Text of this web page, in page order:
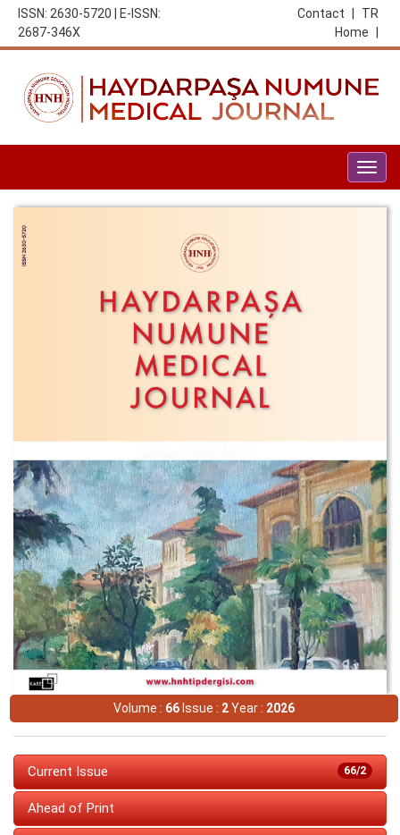
ISSN: 2630-5720 | E-ISSN:
2687-346X
TR
Contact
Home
Volume : 66Issue : 2Year : 2026
66/2
Current Issue
Ahead of Print